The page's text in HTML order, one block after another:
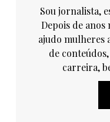
Sou jornalista,
Depois de anos
ajudo mulheres
de
carreira,